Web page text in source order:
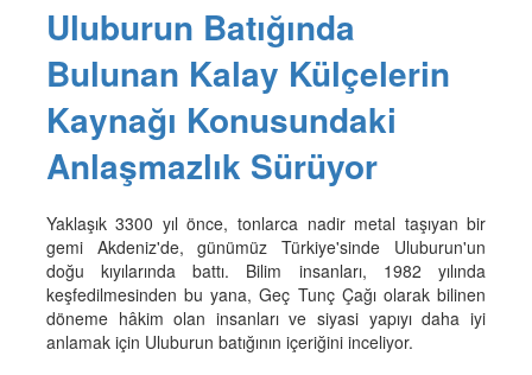
Uluburun Batığında
Bulunan Kalay Külçelerin
Kaynağı Konusundaki
Anlaşmazlık Sürüyor
Yaklaşık 3300 yıl önce, tonlarca nadir metal taşıyan bir
gemi Akdeniz'de, günümüz Türkiye'sinde Uluburun'un
doğu kıyılarında battı. Bilim insanları, 1982 yılında
keşfedilmesinden bu yana, Geç Tunç Çağı olarak bilinen
döneme hâkim olan insanları ve siyasi yapıyı daha iyi
anlamak için Uluburun batığının içeriğini inceliyor.